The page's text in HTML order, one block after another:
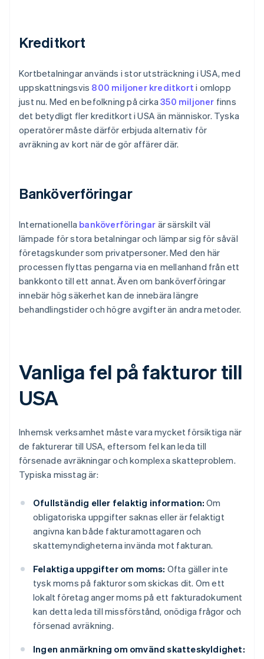
Kreditkort
Kortbetalningar används i stor utsträckning i USA, med
uppskattningsvis 800 miljoner kreditkort i omlopp
just nu. Med en befolkning på cirka350 miljoner finns
det betydligt fler kreditkort i USA än människor. Tyska
operatörer måste därför erbjuda alternativ för
avräkning av kort när de gör affärer där.
Banköverföringar
Internationella banköverföringar är särskilt väl
lämpade för stora betalningar och lämpar sig för såväl
företagskunder som privatpersoner. Med den här
processen flyttas pengarna via en mellanhand från ett
bankkonto till ett annat. Även om banköverföringar
innebär hög säkerhet kan de innebära längre
behandlingstider och högre avgifter än andra metoder.
Vanliga fel på fakturor till
USA
Inhemsk verksamhet måste vara mycket försiktiga när
de fakturerar till USA, eftersom fel kan leda till
försenade avräkningar och komplexa skatteproblem.
Typiska misstag är:
Ofullständig eller felaktig information: Om
obligatoriska uppgifter saknas eller är felaktigt
angivna kan både fakturamottagaren och
skattemyndigheterna invända mot fakturan.
Felaktiga uppgifter om moms: Ofta gäller inte
tysk moms på fakturor som skickas dit. Om ett
lokalt företag anger moms på ett fakturadokument
kan detta leda till missförstånd, onödiga frågor och
försenad avräkning.
Ingen anmärkning om omvänd skatteskyldighet: